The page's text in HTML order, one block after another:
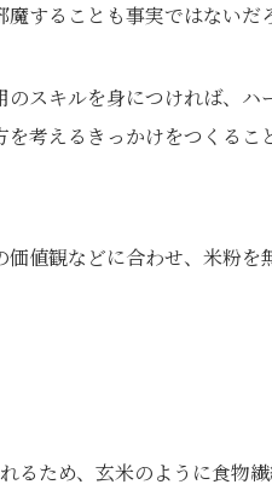
することも事実ではないだ
スキルを身につければ、
考えるきっかけをつくる
値観などに合わせ、米粉
るため、玄米のように食物